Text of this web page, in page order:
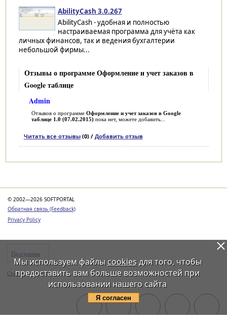
AbilityCash 3.0.267
AbilityCash - удобная и полностью
настраиваемая программа для учёта как
личных финансов, так и ведения бухгалтерии
небольшой фирмы...
Отзывы о программе Оформление и учет заказов в
Google таблице
Admin
Отзывов о программе Оформление и учет заказов в Google
таблице 1.0 (07.02.2015)пока нет, можете добавить...
Читать все отзывы(0) / Добавить отзыв
© 2002—2026 SOFTPORTAL
Обратная связь (Feedback)
Privacy Policy
Программы
Статьи
Мы используем файлы cookiesдля того, чтобы
предоставить вам больше возможностей при
использовании нашего сайта